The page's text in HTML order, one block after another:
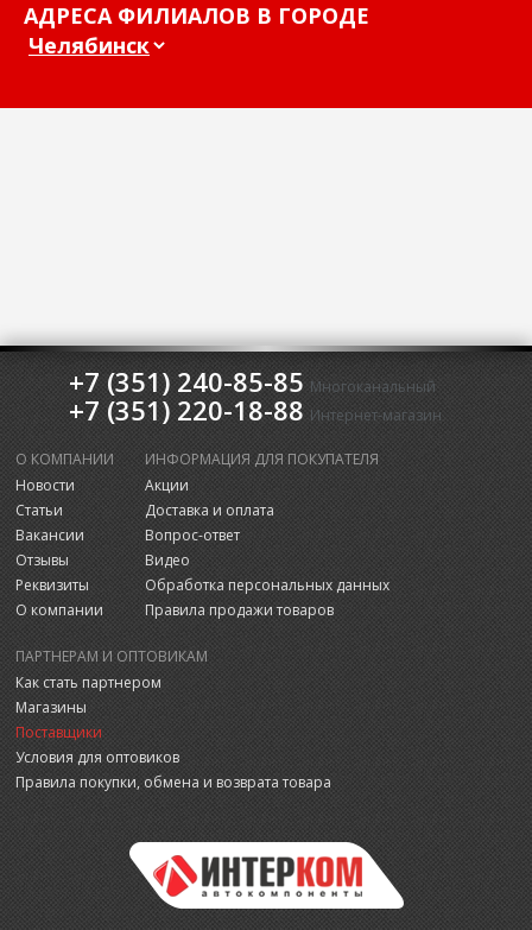
АДРЕСА ФИЛИАЛОВ В ГОРОДЕ
+7 (351) 240-85-85 Многоканальный
+7 (351) 220-18-88 Интернет-магазин
О КОМПАНИИ
Новости
Статьи
Вакансии
Отзывы
Реквизиты
О компании
ИНФОРМАЦИЯ ДЛЯ ПОКУПАТЕЛЯ
Акции
Доставка и оплата
Вопрос-ответ
Видео
Обработка персональных данных
Правила продажи товаров
ПАРТНЕРАМ И ОПТОВИКАМ
Как стать партнером
Магазины
Поставщики
Условия для оптовиков
Правила покупки, обмена и возврата товара